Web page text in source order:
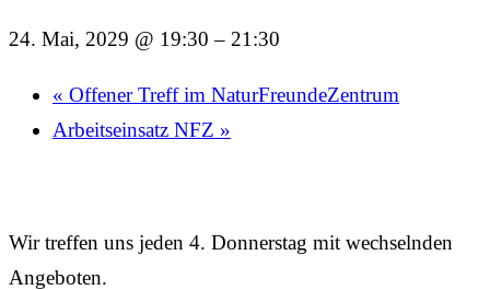
24. Mai, 2029 @ 19:30 – 21:30
« Offener Treff im NaturFreundeZentrum
Arbeitseinsatz NFZ »
Wir treffen uns jeden 4. Donnerstag mit wechselnden
Angeboten.